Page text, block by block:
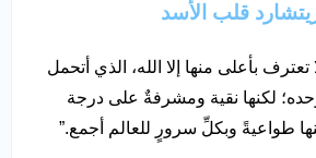
قلب الأسد
بأعلى منها إلا الله، الذي أتحمل
لكنها نقية ومشرفةٌ على درجة
طواعيةً وبكلِّ سرورٍ للعالم أجمع.”